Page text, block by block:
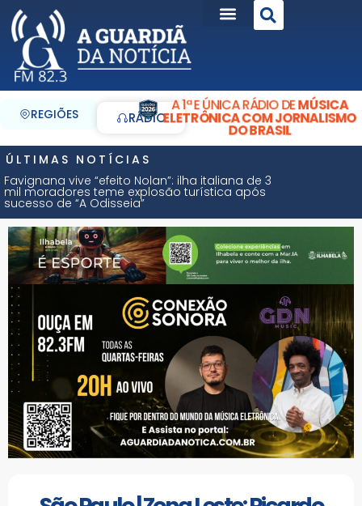
REGIÕES RÁDIO
A 1ª E ÚNICA RÁDIO DEMÚSICA
ELETRÔNICA COM JORNALISMO
DO BRASIL
ÚLTIMAS NOTÍCIAS
Favignana vive “efeito Nolan”: ilha italiana de 3
mil moradores teme explosão turística após
sucesso de “A Odisseia”